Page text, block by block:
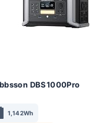
DBS1000Pro
1,142Wh